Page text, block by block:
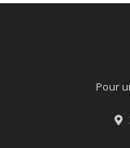
Pour